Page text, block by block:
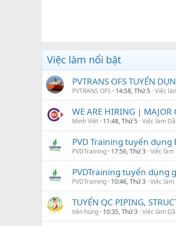
Việc làm nổi bật
PVTRANS OFS TUYỂN
PVTRANS OFS 14:58, Thứ 5 Việc
WE ARE HIRING |
Minh Việt 11:48, Thứ 5 Việc làm
PVD Training tuyển dụng
PVDTraining 17:56, Thứ 3 Việc làm
PVDTraining tuyển dụng
PVDTraining 10:46, Thứ 3 Việc làm
TUYỂN QC PIPING,
tiến hùng 10:35, Thứ 3 Việc làm